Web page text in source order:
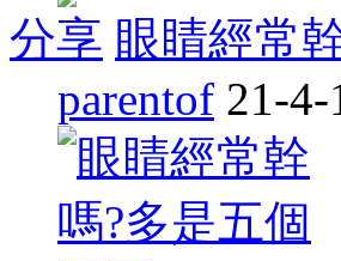
分享 眼睛經常
parentof 21-